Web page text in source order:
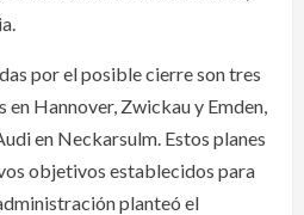
por el posible cierre son tres
Hannover, Zwickau y Emden,
en Neckarsulm. Estos planes
objetivos establecidos para
planteó el